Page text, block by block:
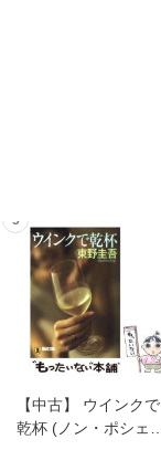
5
【中古】 ウインクで
乾杯 (ノン・ポシェッ